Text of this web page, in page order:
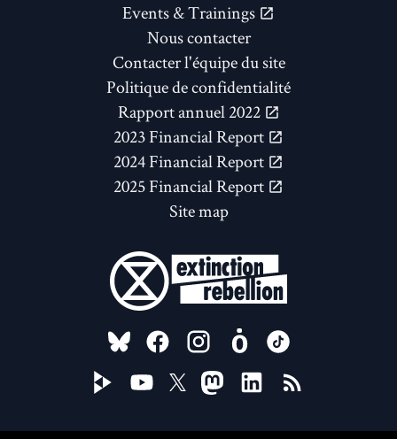
Events & Trainings
Nous contacter
Contacter l'équipe du site
Politique de confidentialité
Rapport annuel 2022
2023 Financial Report
2024 Financial Report
2025 Financial Report
Site map
FOLLOW US ON